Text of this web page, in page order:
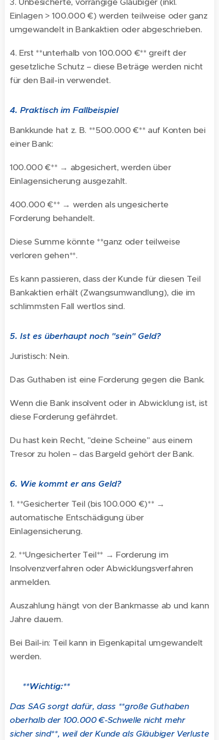
Einlagen > 100.000 €) werden teilweise oder ganz
umgewandelt in Bankaktien oder abgeschrieben.
4. Erst **unterhalb von 100.000 €** greift der
gesetzliche Schutz – diese Beträge werden nicht
für den Bail-in verwendet.
4. Praktisch im Fallbeispiel
Bankkunde hat z. B. **500.000 €** auf Konten bei
einer Bank:
100.000 €** → abgesichert, werden über
Einlagensicherung ausgezahlt.
400.000 €** → werden als ungesicherte
Forderung behandelt.
Diese Summe könnte **ganz oder teilweise
verloren gehen**.
Es kann passieren, dass der Kunde für diesen Teil
Bankaktien erhält (Zwangsumwandlung), die im
schlimmsten Fall wertlos sind.
5. Ist es überhaupt noch "sein" Geld?
Juristisch: Nein.
Das Guthaben ist eine Forderung gegen die Bank.
Wenn die Bank insolvent oder in Abwicklung ist, ist
diese Forderung gefährdet.
Du hast kein Recht, "deine Scheine" aus einem
Tresor zu holen – das Bargeld gehört der Bank.
6. Wie kommt er ans Geld?
1. **Gesicherter Teil (bis 100.000 €)** →
automatische Entschädigung über
Einlagensicherung.
2. **Ungesicherter Teil** → Forderung im
Insolvenzverfahren oder Abwicklungsverfahren
anmelden.
Auszahlung hängt von der Bankmasse ab und kann
Jahre dauern.
Bei Bail-in: Teil kann in Eigenkapital umgewandelt
werden.
💡 **Wichtig:**
Das SAG sorgt dafür, dass **große Guthaben
oberhalb der 100.000 €-Schwelle nicht mehr
sicher sind**, weil der Kunde als Gläubiger Verluste